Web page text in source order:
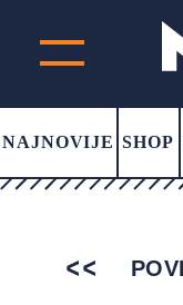
NAJNOVIJE SHOP